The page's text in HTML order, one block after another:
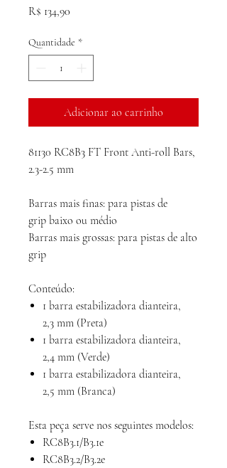
R$ 134,90
Quantidade *
Adicionar ao carrinho
81130 RC8B3 FT Front Anti-roll Bars,
2.3-2.5 mm
Barras mais finas: para pistas de
grip baixo ou médio
Barras mais grossas: para pistas de alto
grip
Conteúdo:
1 barra estabilizadora dianteira,
2,3 mm (Preta)
1 barra estabilizadora dianteira,
2,4 mm (Verde)
1 barra estabilizadora dianteira,
2,5 mm (Branca)
Esta peça serve nos seguintes modelos:
RC8B3.1/B3.1e
RC8B3.2/B3.2e